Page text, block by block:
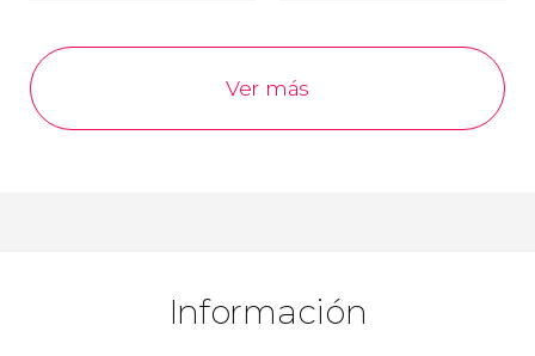
Ver más
Información